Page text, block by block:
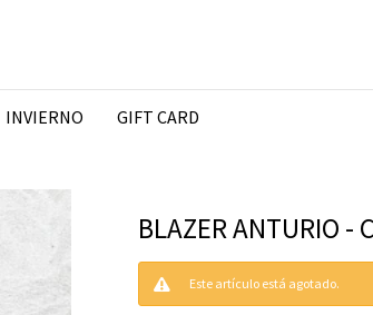
INVIERNO GIFT CARD
BLAZER ANTURIO -
Este artículo está agotado.